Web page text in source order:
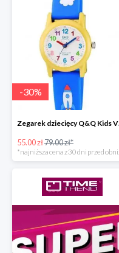
-30%
55.00 zł79.00 zł*